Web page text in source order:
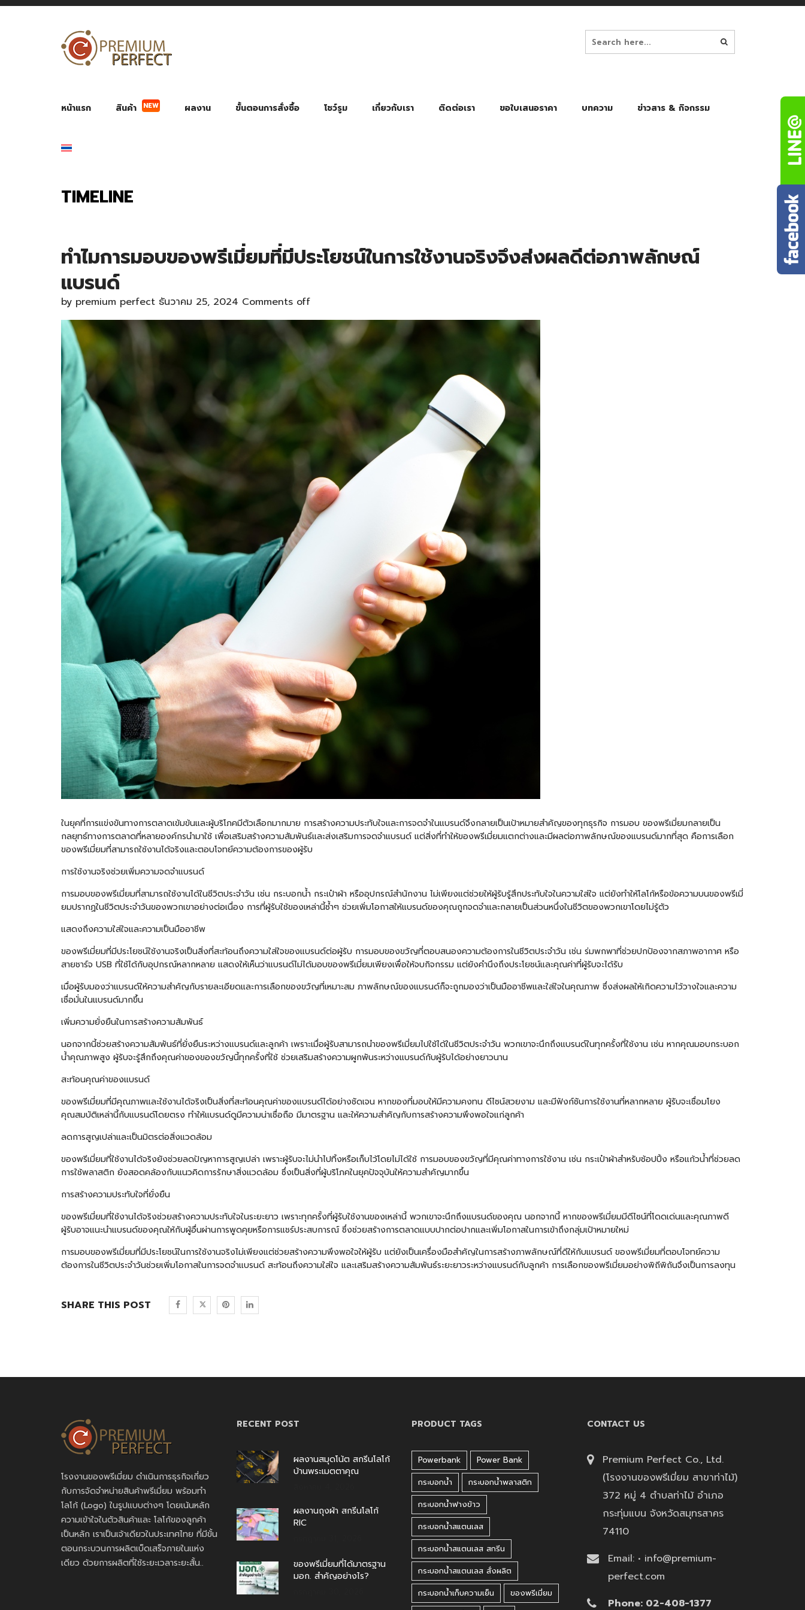
หน้าแรก สินค้า NEW ผลงาน ขั้นตอนการสั่งซื้อ โชว์รูม เกี่ยวกับเรา ติดต่อเรา ขอใบเสนอราคา บทความ ข่าวสาร & กิจกรรม
TIMELINE
ทำไมการมอบของพรีเมี่ยมที่มีประโยชน์ในการใช้งานจริงจึงส่งผลดีต่อภาพลักษณ์
แบรนด์
by premium perfect ธันวาคม 25, 2024 Comments off
ในยุคที่การแข่งขันทางการตลาดเข้มข้นและผู้บริโภคมีตัวเลือกมากมาย การสร้างความประทับใจและการจดจำในแบรนด์จึงกลายเป็นเป้าหมายสำคัญของทุกธุรกิจ การมอบ ของพรีเมี่ยมกลายเป็น
กลยุทธ์ทางการตลาดที่หลายองค์กรนำมาใช้ เพื่อเสริมสร้างความสัมพันธ์และส่งเสริมการจดจำแบรนด์ แต่สิ่งที่ทำให้ของพรีเมี่ยมแตกต่างและมีผลต่อภาพลักษณ์ของแบรนด์มากที่สุด คือการเลือก
ของพรีเมี่ยมที่สามารถใช้งานได้จริงและตอบโจทย์ความต้องการของผู้รับ
การใช้งานจริงช่วยเพิ่มความจดจำแบรนด์
การมอบของพรีเมี่ยมที่สามารถใช้งานได้ในชีวิตประจำวัน เช่น กระบอกน้ำ กระเป๋าผ้า หรืออุปกรณ์สำนักงาน ไม่เพียงแต่ช่วยให้ผู้รับรู้สึกประทับใจในความใส่ใจ แต่ยังทำให้โลโก้หรือข้อความบนของพรีเมี่
ยมปรากฏในชีวิตประจำวันของพวกเขาอย่างต่อเนื่อง การที่ผู้รับใช้ของเหล่านี้ซ้ำๆ ช่วยเพิ่มโอกาสให้แบรนด์ของคุณถูกจดจำและกลายเป็นส่วนหนึ่งในชีวิตของพวกเขาโดยไม่รู้ตัว
แสดงถึงความใส่ใจและความเป็นมืออาชีพ
ของพรีเมี่ยมที่มีประโยชน์ใช้งานจริงเป็นสิ่งที่สะท้อนถึงความใส่ใจของแบรนด์ต่อผู้รับ การมอบของขวัญที่ตอบสนองความต้องการในชีวิตประจำวัน เช่น ร่มพกพาที่ช่วยปกป้องจากสภาพอากาศ หรือ
สายชาร์จ USB ที่ใช้ได้กับอุปกรณ์หลากหลาย แสดงให้เห็นว่าแบรนด์ไม่ได้มอบของพรีเมี่ยมเพียงเพื่อให้จบกิจกรรม แต่ยังคำนึงถึงประโยชน์และคุณค่าที่ผู้รับจะได้รับ
เมื่อผู้รับมองว่าแบรนด์ให้ความสำคัญกับรายละเอียดและการเลือกของขวัญที่เหมาะสม ภาพลักษณ์ของแบรนด์ก็จะถูกมองว่าเป็นมืออาชีพและใส่ใจในคุณภาพ ซึ่งส่งผลให้เกิดความไว้วางใจและความ
เชื่อมั่นในแบรนด์มากขึ้น
เพิ่มความยั่งยืนในการสร้างความสัมพันธ์
นอกจากนี้ช่วยสร้างความสัมพันธ์ที่ยั่งยืนระหว่างแบรนด์และลูกค้า เพราะเมื่อผู้รับสามารถนำของพรีเมี่ยมไปใช้ได้ในชีวิตประจำวัน พวกเขาจะนึกถึงแบรนด์ในทุกครั้งที่ใช้งาน เช่น หากคุณมอบกระบอก
น้ำคุณภาพสูง ผู้รับจะรู้สึกถึงคุณค่าของของขวัญนี้ทุกครั้งที่ใช้ ช่วยเสริมสร้างความผูกพันระหว่างแบรนด์กับผู้รับได้อย่างยาวนาน
สะท้อนคุณค่าของแบรนด์
ของพรีเมี่ยมที่มีคุณภาพและใช้งานได้จริงเป็นสิ่งที่สะท้อนคุณค่าของแบรนด์ได้อย่างชัดเจน หากของที่มอบให้มีความคงทน ดีไซน์สวยงาม และมีฟังก์ชันการใช้งานที่หลากหลาย ผู้รับจะเชื่อมโยง
คุณสมบัติเหล่านี้กับแบรนด์โดยตรง ทำให้แบรนด์ดูมีความน่าเชื่อถือ มีมาตรฐาน และให้ความสำคัญกับการสร้างความพึงพอใจแก่ลูกค้า
ลดการสูญเปล่าและเป็นมิตรต่อสิ่งแวดล้อม
ของพรีเมี่ยมที่ใช้งานได้จริงยังช่วยลดปัญหาการสูญเปล่า เพราะผู้รับจะไม่นำไปทิ้งหรือเก็บไว้โดยไม่ได้ใช้ การมอบของขวัญที่มีคุณค่าทางการใช้งาน เช่น กระเป๋าผ้าสำหรับช้อปปิ้ง หรือแก้วน้ำที่ช่วยลด
การใช้พลาสติก ยังสอดคล้องกับแนวคิดการรักษาสิ่งแวดล้อม ซึ่งเป็นสิ่งที่ผู้บริโภคในยุคปัจจุบันให้ความสำคัญมากขึ้น
การสร้างความประทับใจที่ยั่งยืน
ของพรีเมี่ยมที่ใช้งานได้จริงช่วยสร้างความประทับใจในระยะยาว เพราะทุกครั้งที่ผู้รับใช้งานของเหล่านี้ พวกเขาจะนึกถึงแบรนด์ของคุณ นอกจากนี้ หากของพรีเมี่ยมมีดีไซน์ที่โดดเด่นและคุณภาพดี
ผู้รับอาจแนะนำแบรนด์ของคุณให้กับผู้อื่นผ่านการพูดคุยหรือการแชร์ประสบการณ์ ซึ่งช่วยสร้างการตลาดแบบปากต่อปากและเพิ่มโอกาสในการเข้าถึงกลุ่มเป้าหมายใหม่
การมอบของพรีเมี่ยมที่มีประโยชน์ในการใช้งานจริงไม่เพียงแต่ช่วยสร้างความพึงพอใจให้ผู้รับ แต่ยังเป็นเครื่องมือสำคัญในการสร้างภาพลักษณ์ที่ดีให้กับแบรนด์ ของพรีเมี่ยมที่ตอบโจทย์ความ
ต้องการในชีวิตประจำวันช่วยเพิ่มโอกาสในการจดจำแบรนด์ สะท้อนถึงความใส่ใจ และเสริมสร้างความสัมพันธ์ระยะยาวระหว่างแบรนด์กับลูกค้า การเลือกของพรีเมี่ยมอย่างพิถีพิถันจึงเป็นการลงทุน
SHARE THIS POST
โรงงานของพรีเมี่ยม ดำเนินการธุรกิจเกี่ยว
กับการจัดจำหน่ายสินค้าพรีเมี่ยม พร้อมทำ
โลโก้ (Logo) ในรูปแบบต่างๆ โดยเน้นหลัก
ความเข้าใจในตัวสินค้าและ โลโก้ของลูกค้า
เป็นหลัก เราเป็นเจ้าเดียวในประเทศไทย ที่มีขั้น
ตอนกระบวนการผลิตเบ็ดเสร็จภายในแห่ง
เดียว ด้วยการผลิตที่ใช้ระยะเวลาระยะสั้น..
RECENT POST
ผลงานสมุดโน้ต สกรีนโลโก้
บ้านพระเมตตาคุณ
ผลงานถุงผ้า สกรีนโลโก้
RIC
ของพรีเมี่ยมที่ได้มาตรฐาน
มอก. สำคัญอย่างไร?
PRODUCT TAGS
Powerbank
Power Bank
กระบอกน้ำ
กระบอกน้ำพลาสติก
กระบอกน้ำฟางข้าว
กระบอกน้ำสแตนเลส
กระบอกน้ำสแตนเลส สกรีน
กระบอกน้ำสแตนเลส สั่งผลิต
กระบอกน้ำเก็บความเย็น
ของพรีเมี่ยม
CONTACT US
Premium Perfect Co., Ltd.
(โรงงานของพรีเมี่ยม สาขาท่าไม้)
372 หมู่ 4 ตำบลท่าไม้ อำเภอ
กระทุ่มแบน จังหวัดสมุทรสาคร
74110
Email: • info@premium-
perfect.com
Phone: 02-408-1377